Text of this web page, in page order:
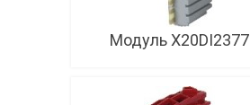
Модуль X20DI2377